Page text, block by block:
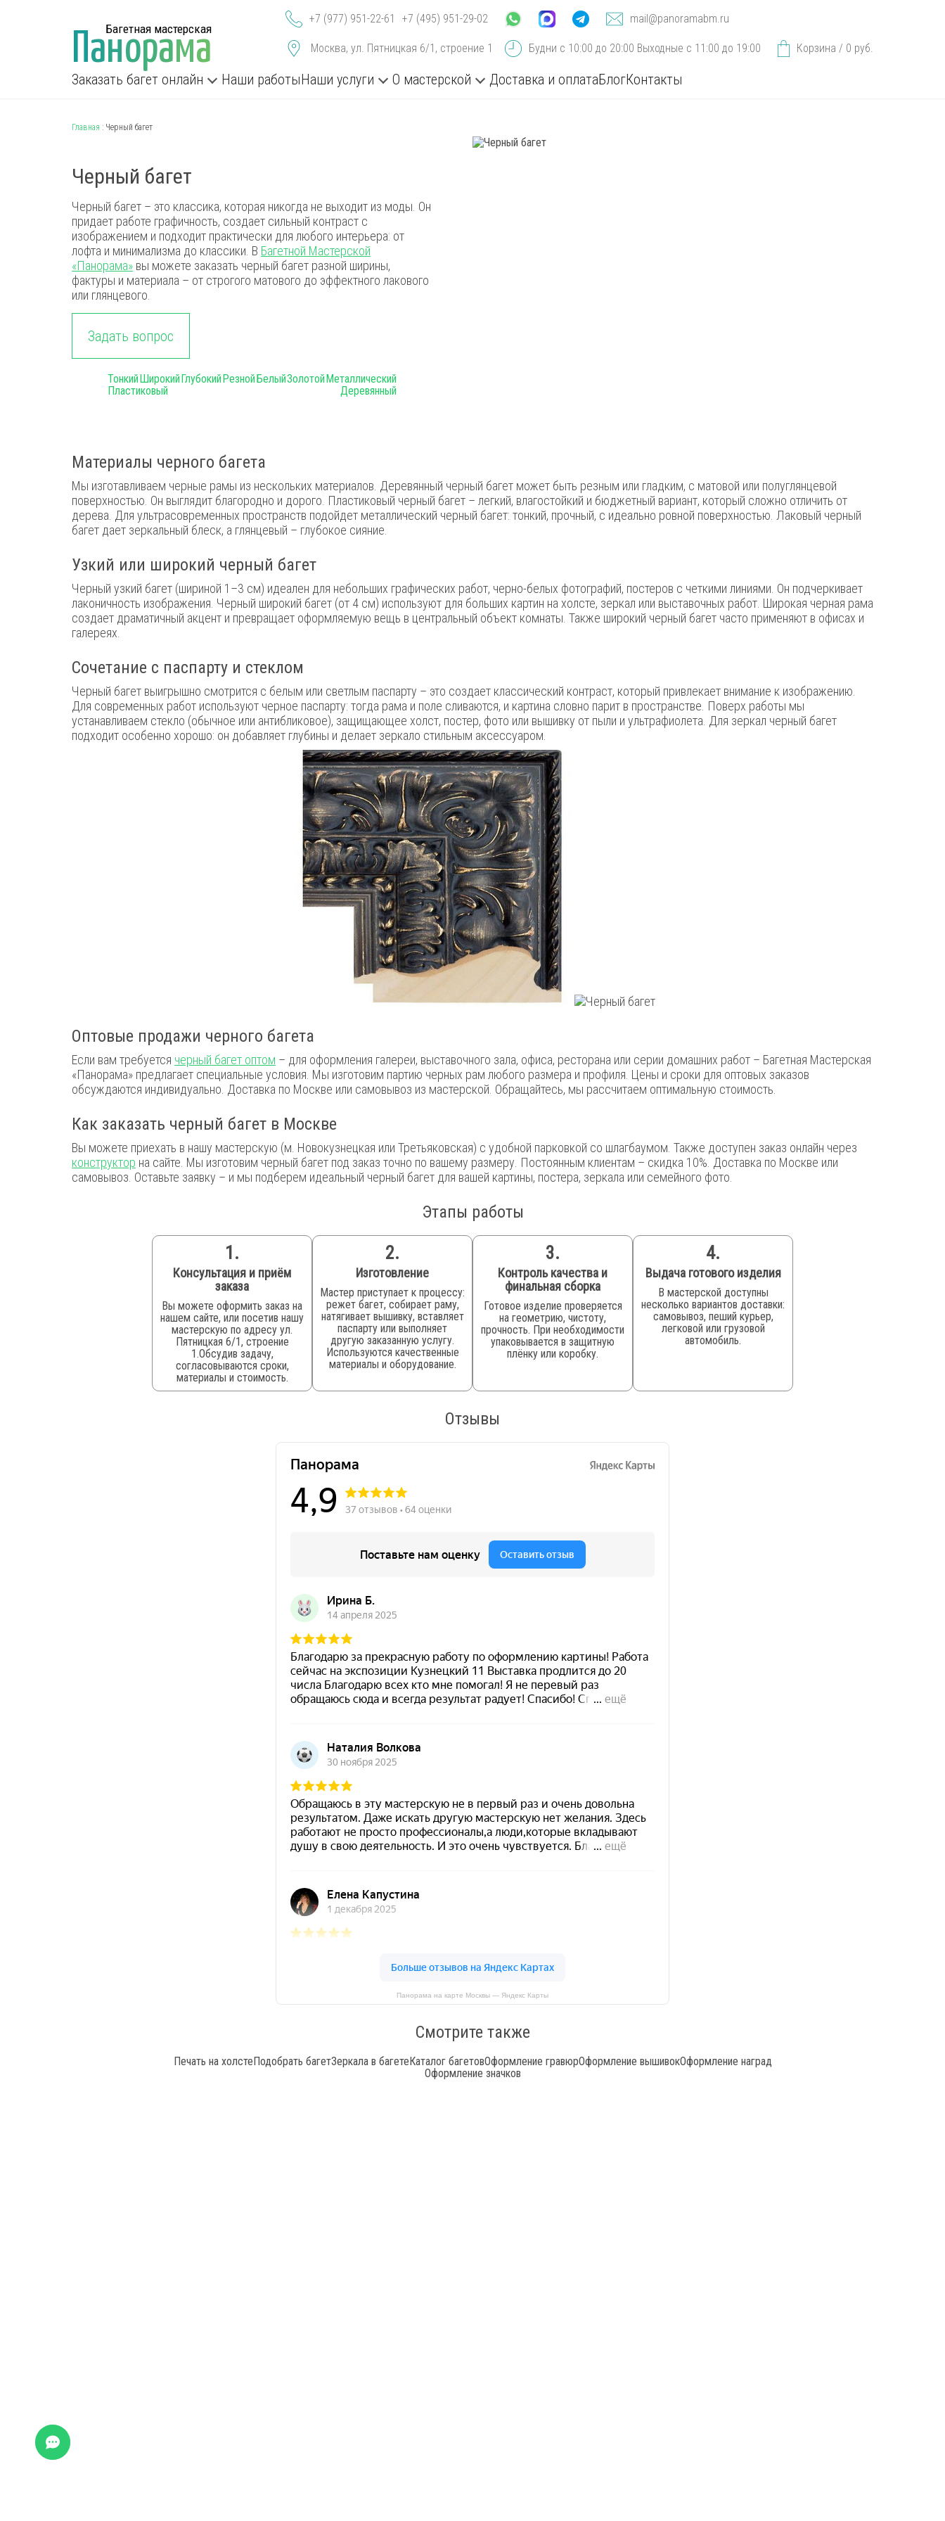
Багетная мастерская
Панорама
+7 (977) 951-22-61 +7 (495) 951-29-02 mail@panoramabm.ru
Москва, ул. Пятницкая 6/1, строение 1 Будни с 10:00 до 20:00 Выходные с 11:00 до 19:00 Корзина / 0 руб.
Заказать багет онлайн Наши работыНаши услуги О мастерской Доставка и оплатаБлогКонтакты
Главная : Черный багет
Черный багет
Черный багет – это классика, которая никогда не выходит из моды. Он
придает работе графичность, создает сильный контраст с
изображением и подходит практически для любого интерьера: от
лофта и минимализма до классики. В Багетной Мастерской
«Панорама» вы можете заказать черный багет разной ширины,
фактуры и материала – от строгого матового до эффектного лакового
или глянцевого.
Задать вопрос
ТонкийШирокийГлубокийРезнойБелыйЗолотойМеталлический
Пластиковый
Деревянный
Материалы черного багета
Мы изготавливаем черные рамы из нескольких материалов. Деревянный черный багет может быть резным или гладким, с матовой или полуглянцевой
поверхностью. Он выглядит благородно и дорого. Пластиковый черный багет – легкий, влагостойкий и бюджетный вариант, который сложно отличить от
дерева. Для ультрасовременных пространств подойдет металлический черный багет: тонкий, прочный, с идеально ровной поверхностью. Лаковый черный
багет дает зеркальный блеск, а глянцевый – глубокое сияние.
Узкий или широкий черный багет
Черный узкий багет (шириной 1–3 см) идеален для небольших графических работ, черно-белых фотографий, постеров с четкими линиями. Он подчеркивает
лаконичность изображения. Черный широкий багет (от 4 см) используют для больших картин на холсте, зеркал или выставочных работ. Широкая черная рама
создает драматичный акцент и превращает оформляемую вещь в центральный объект комнаты. Также широкий черный багет часто применяют в офисах и
галереях.
Сочетание с паспарту и стеклом
Черный багет выигрышно смотрится с белым или светлым паспарту – это создает классический контраст, который привлекает внимание к изображению.
Для современных работ используют черное паспарту: тогда рама и поле сливаются, и картина словно парит в пространстве. Поверх работы мы
устанавливаем стекло (обычное или антибликовое), защищающее холст, постер, фото или вышивку от пыли и ультрафиолета. Для зеркал черный багет
подходит особенно хорошо: он добавляет глубины и делает зеркало стильным аксессуаром.
Оптовые продажи черного багета
Если вам требуется черный багет оптом – для оформления галереи, выставочного зала, офиса, ресторана или серии домашних работ – Багетная Мастерская
«Панорама» предлагает специальные условия. Мы изготовим партию черных рам любого размера и профиля. Цены и сроки для оптовых заказов
обсуждаются индивидуально. Доставка по Москве или самовывоз из мастерской. Обращайтесь, мы рассчитаем оптимальную стоимость.
Как заказать черный багет в Москве
Вы можете приехать в нашу мастерскую (м. Новокузнецкая или Третьяковская) с удобной парковкой со шлагбаумом. Также доступен заказ онлайн через
конструктор на сайте. Мы изготовим черный багет под заказ точно по вашему размеру. Постоянным клиентам – скидка 10%. Доставка по Москве или
самовывоз. Оставьте заявку – и мы подберем идеальный черный багет для вашей картины, постера, зеркала или семейного фото.
Этапы работы
1.
Консультация и приём
заказа
Вы можете оформить заказ на
нашем сайте, или посетив нашу
мастерскую по адресу ул.
Пятницкая 6/1, строение
1.Обсудив задачу,
согласовываются сроки,
материалы и стоимость.
2.
Изготовление
Мастер приступает к процессу:
режет багет, собирает раму,
натягивает вышивку, вставляет
паспарту или выполняет
другую заказанную услугу.
Используются качественные
материалы и оборудование.
3.
Контроль качества и
финальная сборка
Готовое изделие проверяется
на геометрию, чистоту,
прочность. При необходимости
упаковывается в защитную
плёнку или коробку.
4.
Выдача готового изделия
В мастерской доступны
несколько вариантов доставки:
самовывоз, пеший курьер,
легковой или грузовой
автомобиль.
Отзывы
Панорама на карте Москвы — Яндекс Карты
Смотрите также
Печать на холстеПодобрать багетЗеркала в багетеКаталог багетовОформление гравюрОформление вышивокОформление наград
Оформление значков